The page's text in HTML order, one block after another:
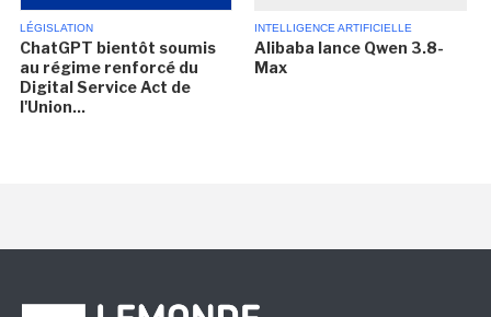
LÉGISLATION
ChatGPT bientôt soumis
au régime renforcé du
Digital Service Act de
l'Union...
INTELLIGENCE ARTIFICIELLE
Alibaba lance Qwen 3.8-
Max